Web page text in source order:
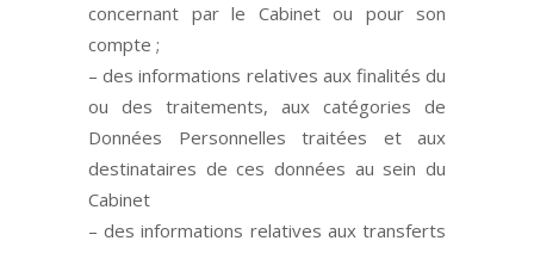
concernant par le Cabinet ou pour son
compte ;
– des informations relatives aux finalités du
ou des traitements, aux catégories de
Données Personnelles traitées et aux
destinataires de ces données au sein du
Cabinet
– des informations relatives aux transferts